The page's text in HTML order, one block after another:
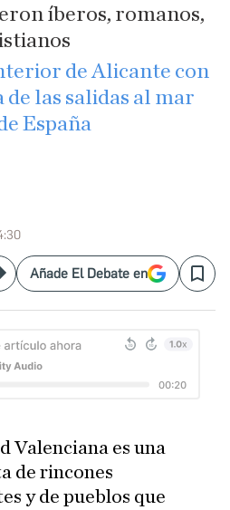
íberos, romanos,
de Alicante con
de las salidas al mar
España
Añade El Debate en Save
Valenciana es una
de rincones
y de pueblos que